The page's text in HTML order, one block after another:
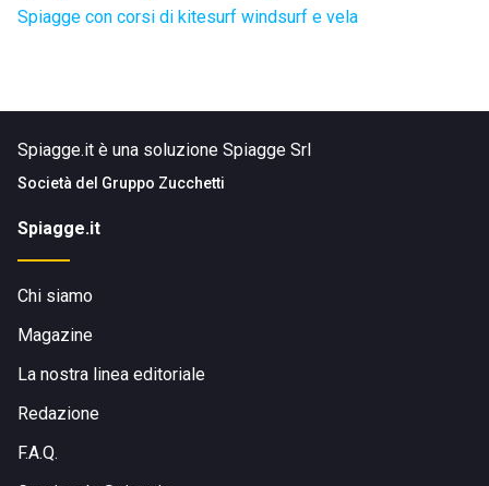
Spiagge con corsi di kitesurf windsurf e vela
Spiagge.it è una soluzione Spiagge Srl
Società del Gruppo Zucchetti
Spiagge.it
Chi siamo
Magazine
La nostra linea editoriale
Redazione
F.A.Q.